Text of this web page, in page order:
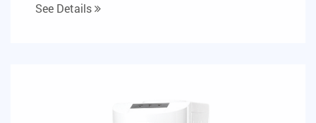
See Details